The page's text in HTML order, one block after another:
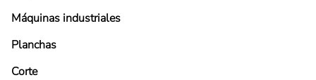
Máquinas industriales
Planchas
Corte